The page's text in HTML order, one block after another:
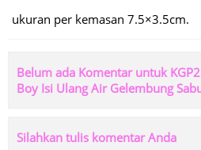
ukuran per kemasan 7.5×3.5cm.
Belum ada Komentar untuk
Boy Isi Ulang Air Gelembung
Silahkan tulis komentar Anda